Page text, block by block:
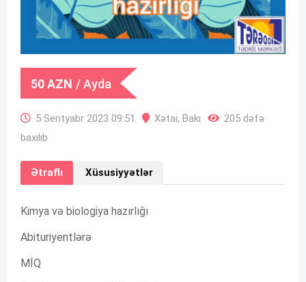
50AZN / Ayda
5 Sentyabr 2023 09:51 Xətai, Bakı
205 dəfə
baxılıb
Ətraflı Xüsusiyyətlər
Kimya və biologiya hazırlığı
Abituriyentlərə
MİQ